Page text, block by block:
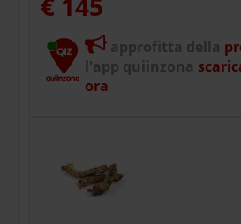
approfitta della
l'app quiinzona
ora